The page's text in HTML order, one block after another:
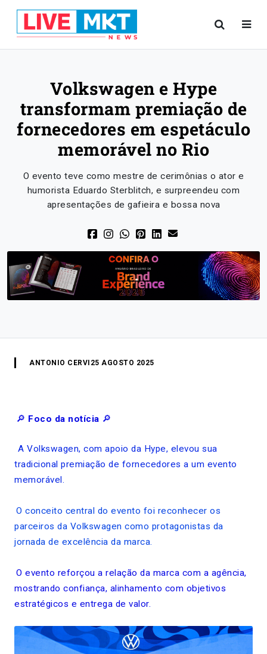
Volkswagen e Hype
transformam premiação de
fornecedores em espetáculo
memorável no Rio
O evento teve como mestre de cerimônias o ator e
humorista Eduardo Sterblitch, e surpreendeu com
apresentações de gafieira e bossa nova
ANTONIO CERVI 25 AGOSTO 2025
🔎 Foco da notícia 🔎
A Volkswagen, com apoio da Hype, elevou sua
tradicional premiação de fornecedores a um evento
memorável.
O conceito central do evento foi reconhecer os
parceiros da Volkswagen como protagonistas da
jornada de excelência da marca.
O evento reforçou a relação da marca com a agência,
mostrando confiança, alinhamento com objetivos
estratégicos e entrega de valor.